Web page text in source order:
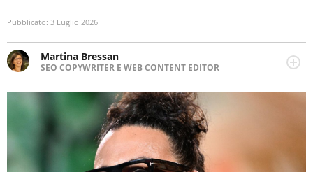
Pubblicato: 3 Luglio 2026
Martina Bressan
SEO COPYWRITER E WEB CONTENT EDITOR
Appassionata di viaggi, di trail running e di yoga, ama
scoprire nuovi posti e nuove culture. Curiosa,
determinata e intraprendente adora leggere ma
soprattutto scrivere.